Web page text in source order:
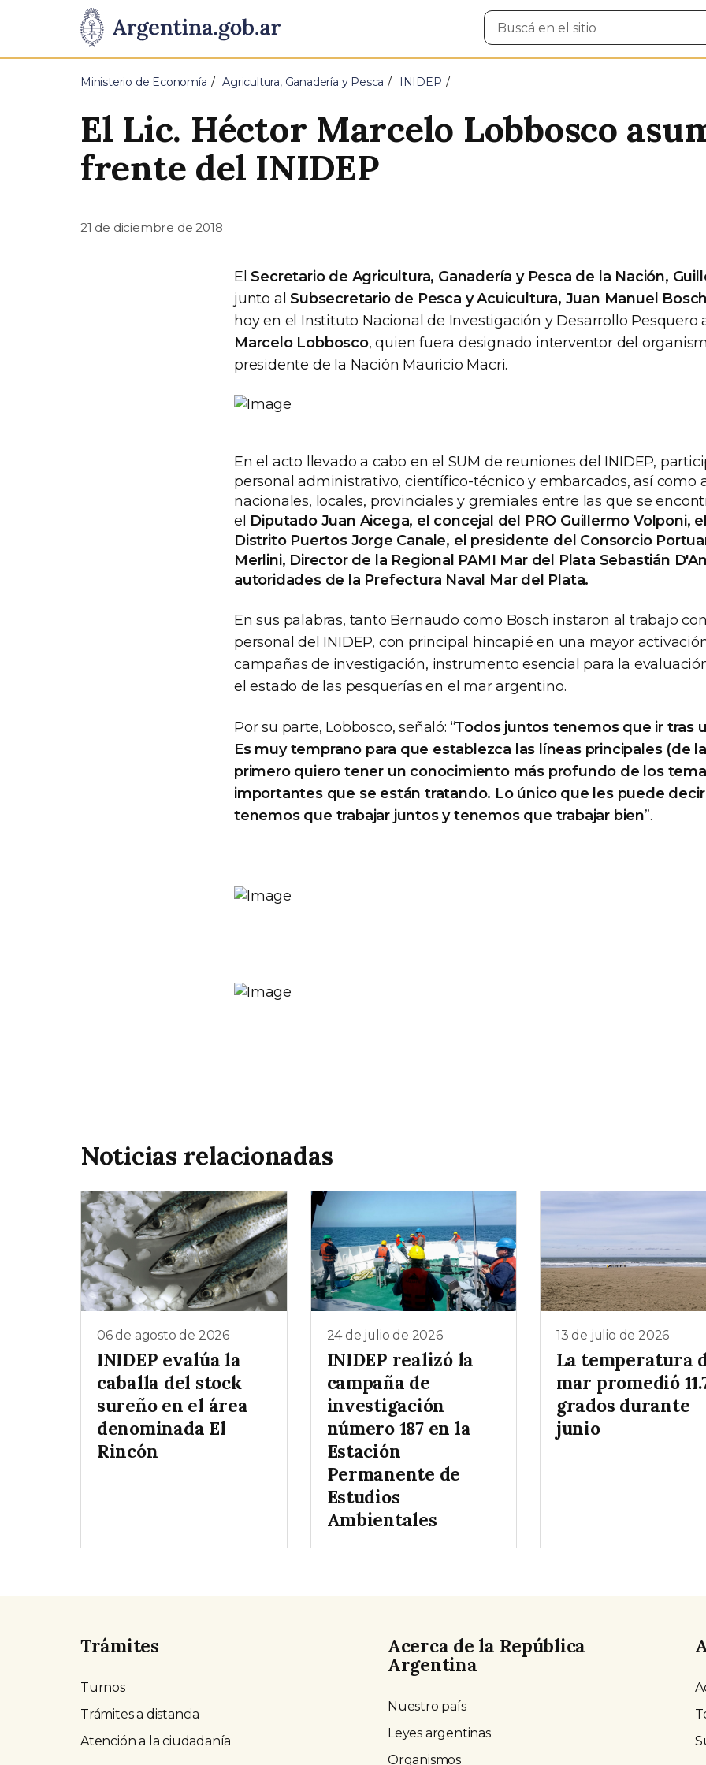
Presidencia
de
Pasar al contenido principal
Buscar
en
Ministerio de Economía Agricultura, Ganadería y Pesca INIDEP
El Lic. Héctor Marcelo Lobbosco
frente del INIDEP
21 de diciembre de 2018
ElSecretario de Agricultura, Ganadería y Pesca de la Nación,
junto alSubsecretario de Pesca y Acuicultura, Juan Manuel
hoy en el Instituto Nacional de Investigación y Desarrollo Pesquero
Marcelo Lobbosco, quien fuera designado interventor del
presidente de la Nación Mauricio Macri.
En el acto llevado a cabo en el SUM de reuniones del INIDEP,
personal administrativo, científico-técnico y embarcados, así como
nacionales, locales, provinciales y gremiales entre las que se
el Diputado Juan Aicega, el concejal del PRO Guillermo Volponi,
Distrito Puertos Jorge Canale, el presidente del Consorcio
Merlini, Director de la Regional PAMI Mar del Plata Sebastián
autoridades de la Prefectura Naval Mar del Plata.
En sus palabras, tanto Bernaudo como Bosch instaron al trabajo
personal del INIDEP, con principal hincapié en una mayor
campañas de investigación, instrumento esencial para la
el estado de las pesquerías en el mar argentino.
Por su parte, Lobbosco, señaló: “Todos juntos tenemos que ir tras
Es muy temprano para que establezca las líneas principales (de
primero quiero tener un conocimiento más profundo de los
importantes que se están tratando. Lo único que les puede
tenemos que trabajar juntos y tenemos que trabajar bien”.
Noticias relacionadas
06 de agosto de 2026
INIDEP evalúa la
caballa del stock
sureño en el área
denominada El
Rincón
24 de julio de 2026
INIDEP realizó la
campaña de
investigación
número 187 en la
Estación
Permanente de
Estudios
Ambientales
13 de julio de 2026
La temperatura
mar promedió
grados durante
junio
Trámites
Turnos
Trámites a distancia
Atención a la ciudadanía
Acerca de la República
Argentina
Nuestro país
Leyes argentinas
Organismos